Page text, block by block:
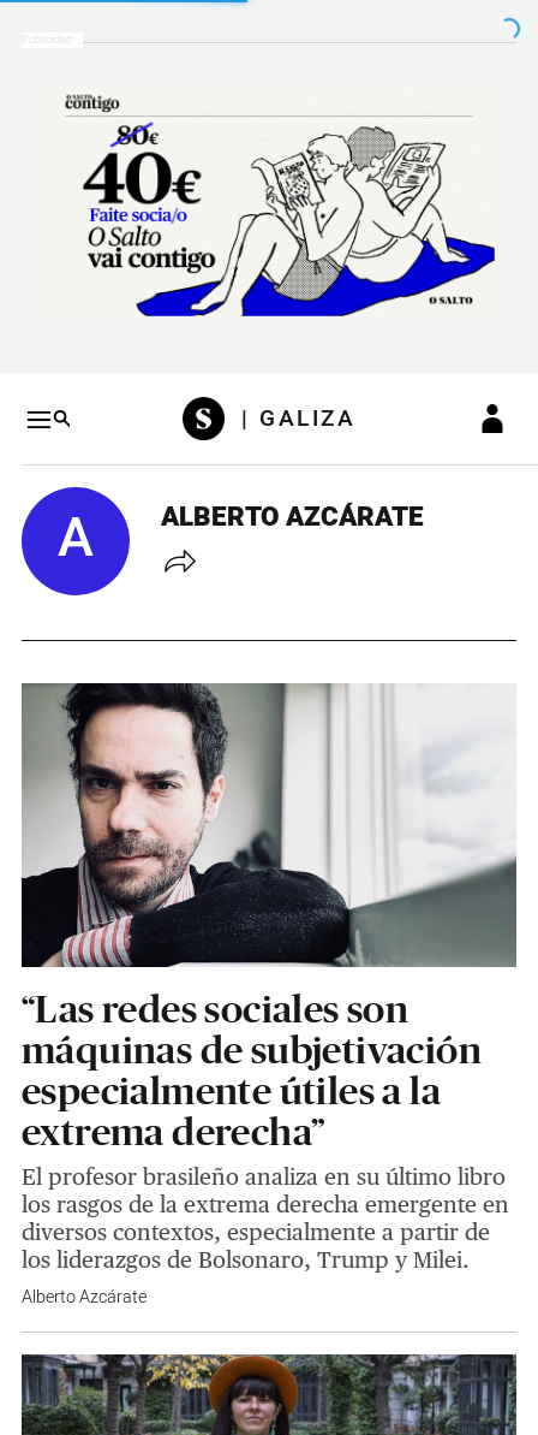
Salto a contenidoSalto a navegación
| GALIZA
A ALBERTO AZCÁRATE
“Las redes sociales son
máquinas de subjetivación
especialmente útiles a la
extrema derecha”
El profesor brasileño analiza en su último libro
los rasgos de la extrema derecha emergente en
diversos contextos, especialmente a partir de
los liderazgos de Bolsonaro, Trump y Milei.
Alberto Azcárate